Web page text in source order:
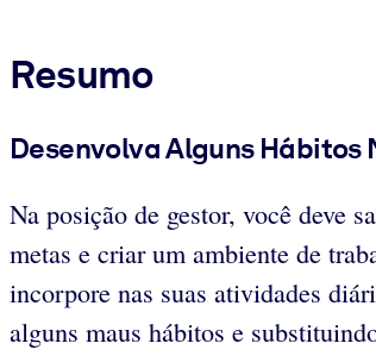
Resumo
Desenvolva Alguns Hábitos
Na posição de gestor, você deve
metas e criar um ambiente de
incorpore nas suas atividades
alguns maus hábitos e